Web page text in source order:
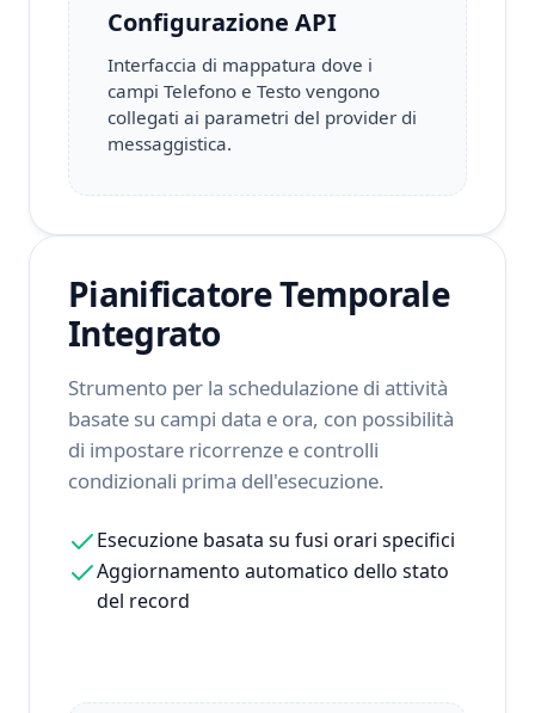
Configurazione API
Interfaccia di mappatura dove i
campi Telefono e Testo vengono
collegati ai parametri del provider di
messaggistica.
Pianificatore Temporale
Integrato
Strumento per la schedulazione di attività
basate su campi data e ora, con possibilità
di impostare ricorrenze e controlli
condizionali prima dell'esecuzione.
Esecuzione basata su fusi orari specifici
Aggiornamento automatico dello stato
del record